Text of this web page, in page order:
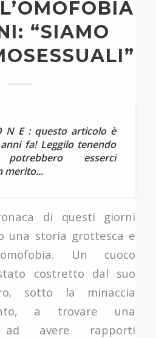
“SIAMO
N E : questo articolo è
fa! Leggilo tenendo
esserci
merito...
di questi giorni
una storia grottesca e
Un cuoco
costretto dal suo
sotto la minaccia
a trovare una
avere rapporti